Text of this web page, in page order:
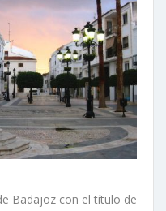
Badajoz con el título de